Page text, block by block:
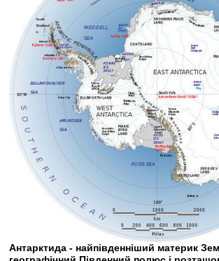
Антарктида - найпівденніший материк